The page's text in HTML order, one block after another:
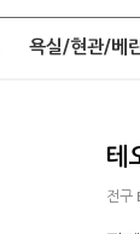
욕실/현관/베
테
전구